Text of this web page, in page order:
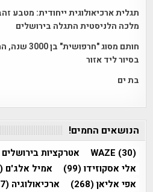
תגלית ארכיאולוגית ייחודית: מטבע
מלכה הלניסטית התגלה בירושלים
חותם מסוג "חרפושית"
בסיור ליד אזור
בת ים
הנושאים החמים!
WAZE (30) אטרקציות בירושלים
אלי אסקוזידו(99) אמיל אלג'ם
אפי אליאן(268) ארכיאולוגיה (207)